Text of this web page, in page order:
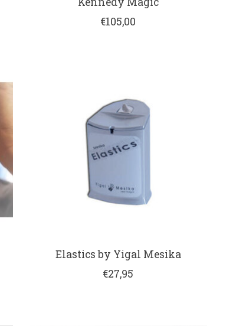
€105,00
Elastics by Yigal Mesika
€27,95